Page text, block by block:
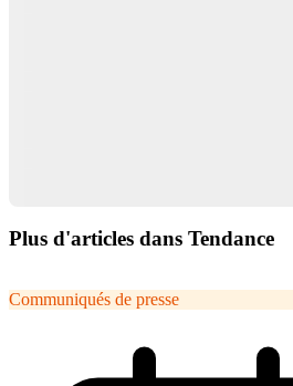
Plus d'articles dans Tendance
Communiqués de presse